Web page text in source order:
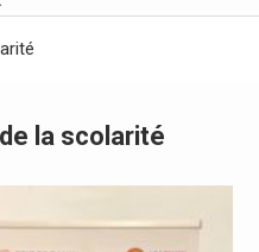
la scolarité